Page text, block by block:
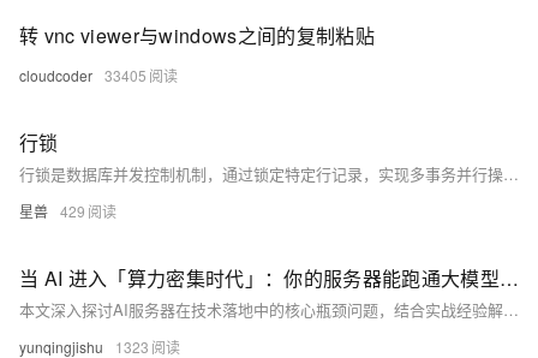
转 vnc viewer与windows之间的复制粘贴
cloudcoder 33405
行锁
行锁是数据库并发控制机制，通过锁定特定行记录，实现多事务并行操作，提升性能。支持共享锁与排他锁，适用于电商、金融等高并发场景，需注意死锁预防与索引优化。
星兽 429
当 AI 进入「算力密集时代」：你的服务器能跑通大模型吗？
本文深入探讨AI服务器在技术落地中的核心瓶颈问题，结合实战经验解析从模型训练到端侧部署的算力优化策略。内容涵盖三大典型场景的算力需求差异、GPU服务器选型的五大反直觉真相、实战优化方法（如混合精度训练与硬件资源监控），以及边缘AI部署挑战和解决方案。同时提供算力弹性扩展策略、模型生命周期管理及合规性建议，帮助读者构建可持续发展的算力体系。文末附有获取更多资源的指引。
yunqingjishu 1323